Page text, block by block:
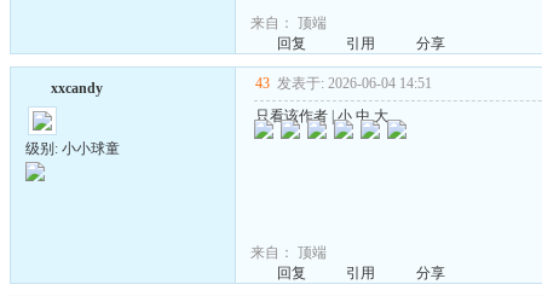
来自： 顶端
回复
引用 分享
xxcandy
级别: 小小球童
43 发表于: 2026-06-04 14:51
只看该作者 |小 中 大
来自： 顶端
回复
引用 分享